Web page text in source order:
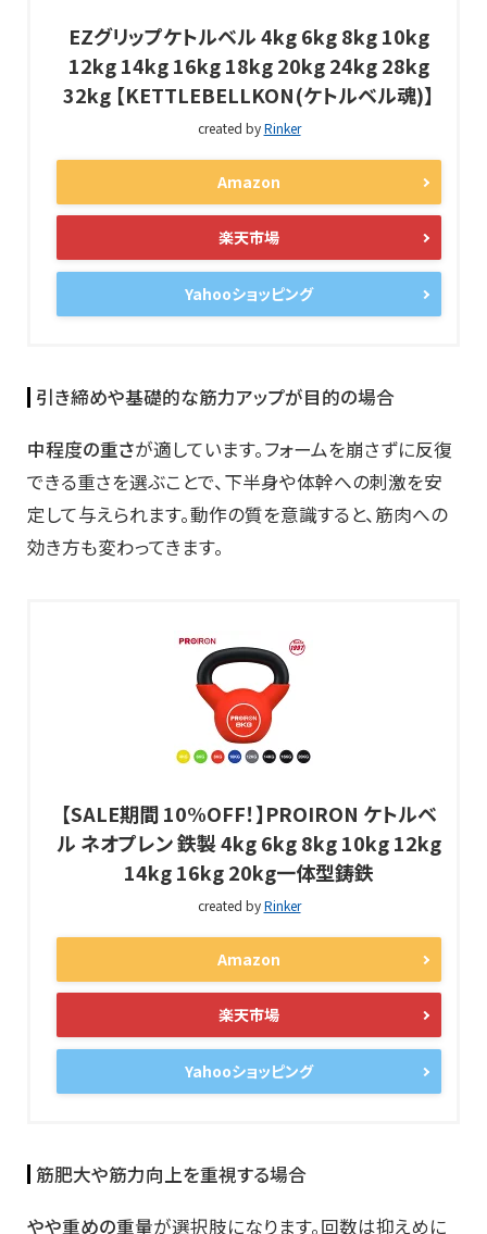
EZグリップケトルベル 4kg 6kg 8kg 10kg
12kg 14kg 16kg 18kg 20kg 24kg 28kg
32kg 【KETTLEBELLKON(ケトルベル魂)】
created byRinker
Amazon
楽天市場
Yahooショッピング
引き締めや基礎的な筋力アップが目的の場合
中程度の重さが適しています。フォームを崩さずに反復
できる重さを選ぶことで、下半身や体幹への刺激を安
定して与えられます。動作の質を意識すると、筋肉への
効き方も変わってきます。
【SALE期間 10%OFF！】PROIRON ケトルベ
ル ネオプレン 鉄製 4kg 6kg 8kg 10kg 12kg
14kg 16kg 20kg一体型鋳鉄
created byRinker
Amazon
楽天市場
Yahooショッピング
筋肥大や筋力向上を重視する場合
やや重めの重量が選択肢になります。回数は抑えめに